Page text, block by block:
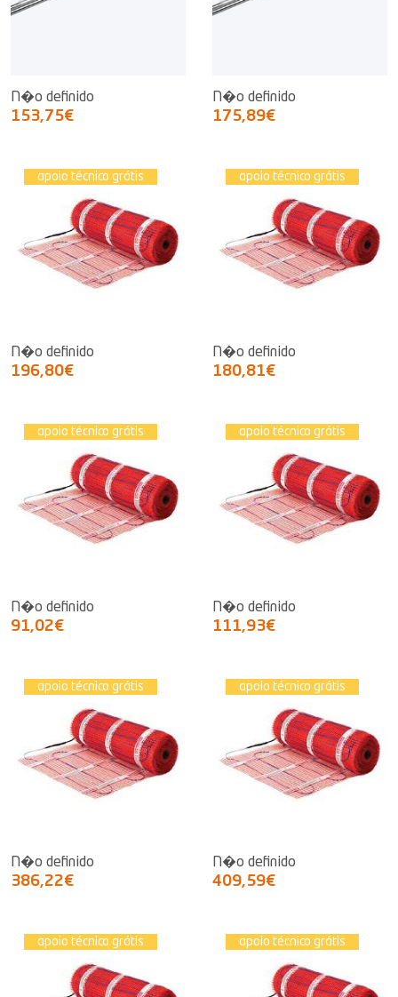
N�o definido
153,75€
N�o definido
175,89€
apoio técnico grátis
N�o definido
196,80€
apoio técnico grátis
N�o definido
180,81€
apoio técnico grátis
N�o definido
91,02€
apoio técnico grátis
N�o definido
111,93€
apoio técnico grátis
N�o definido
386,22€
apoio técnico grátis
N�o definido
409,59€
apoio técnico grátis apoio técnico grátis